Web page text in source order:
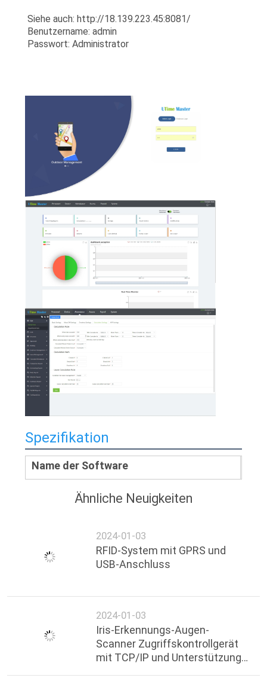
Siehe auch: http://18.139.223.45:8081/
Benutzername: admin
Passwort: Administrator
Spezifikation
Name der Software
Ähnliche Neuigkeiten
2024-01-03
RFID-System mit GPRS und
USB-Anschluss
2024-01-03
Iris-Erkennungs-Augen-
Scanner Zugriffskontrollgerät
mit TCP/IP und Unterstützung